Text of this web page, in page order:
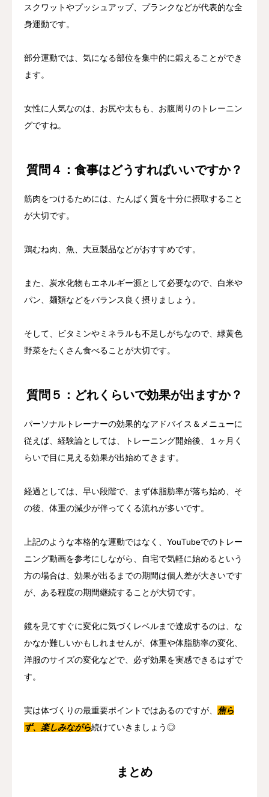
スクワットやプッシュアップ、プランクなどが代表的な全
身運動です。
部分運動では、気になる部位を集中的に鍛えることができ
ます。
女性に人気なのは、お尻や太もも、お腹周りのトレーニン
グですね。
質問４：食事はどうすればいいですか？
筋肉をつけるためには、たんぱく質を十分に摂取すること
が大切です。
鶏むね肉、魚、大豆製品などがおすすめです。
また、炭水化物もエネルギー源として必要なので、白米や
パン、麺類などをバランス良く摂りましょう。
そして、ビタミンやミネラルも不足しがちなので、緑黄色
野菜をたくさん食べることが大切です。
質問５：どれくらいで効果が出ますか？
パーソナルトレーナーの効果的なアドバイス＆メニューに
従えば、経験論としては、トレーニング開始後、１ヶ月く
らいで目に見える効果が出始めてきます。
経過としては、早い段階で、まず体脂肪率が落ち始め、そ
の後、体重の減少が伴ってくる流れが多いです。
上記のような本格的な運動ではなく、YouTubeでのトレー
ニング動画を参考にしながら、自宅で気軽に始めるという
方の場合は、効果が出るまでの期間は個人差が大きいです
が、ある程度の期間継続することが大切です。
鏡を見てすぐに変化に気づくレベルまで達成するのは、な
かなか難しいかもしれませんが、体重や体脂肪率の変化、
洋服のサイズの変化などで、必ず効果を実感できるはずで
す。
実は体づくりの最重要ポイントではあるのですが、 焦ら
ず、楽しみながら続けていきましょう◎
まとめ